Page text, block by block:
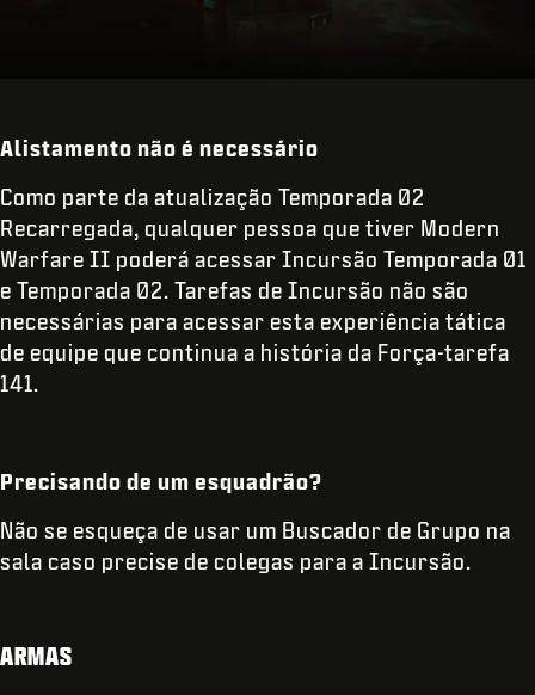
Alistamento não é necessário
Como parte da atualização Temporada 02
Recarregada, qualquer pessoa que tiver Modern
Warfare II poderá acessar Incursão Temporada 01
e Temporada 02. Tarefas de Incursão não são
necessárias para acessar esta experiência tática
de equipe que continua a história da Força-tarefa
141.
Precisando de um esquadrão?
Não se esqueça de usar um Buscador de Grupo na
sala caso precise de colegas para a Incursão.
ARMAS